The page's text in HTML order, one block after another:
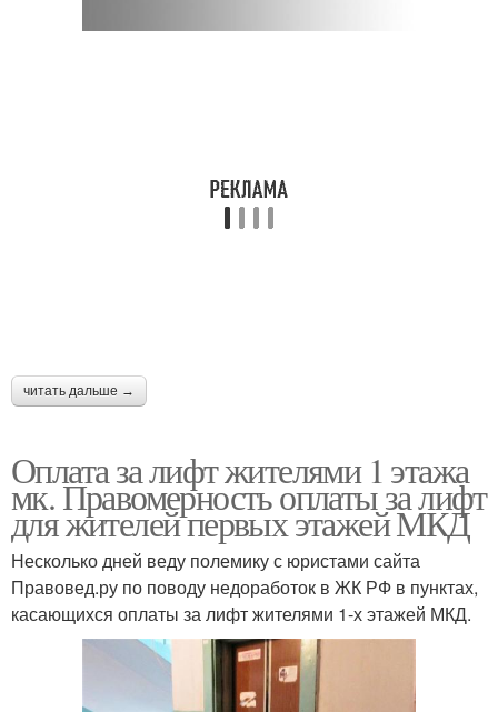
читать дальше →
Оплата за лифт жителями 1 этажа
мк. Правомерность оплаты за лифт
для жителей первых этажей МКД
Несколько дней веду полемику с юристами сайта
Правовед.ру по поводу недоработок в ЖК РФ в пунктах,
касающихся оплаты за лифт жителями 1-х этажей МКД.